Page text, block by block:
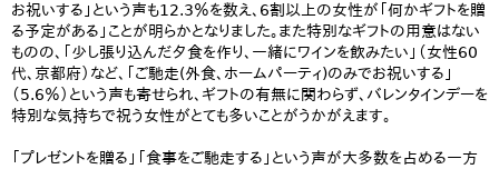
お祝いする」という声も12.3％を数え、6割以上の女性が「何かギフトを贈
る予定がある」ことが明らかとなりました。また特別なギフトの用意はない
ものの、「少し張り込んだ夕食を作り、一緒にワインを飲みたい」（女性60
代、京都府）など、「ご馳走(外食、ホームパーティ)のみでお祝いする」
（5.6％）という声も寄せられ、ギフトの有無に関わらず、バレンタインデーを
特別な気持ちで祝う女性がとても多いことがうかがえます。
「プレゼントを贈る」「食事をご馳走する」という声が大多数を占める一方